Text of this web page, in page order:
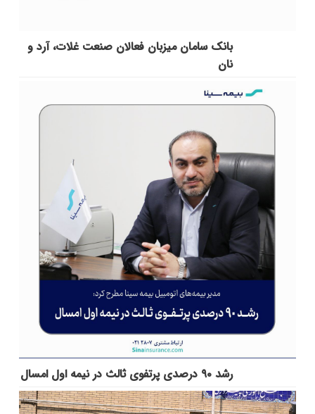
بانک سامان میزبان فعالان صنعت غلات، آرد و
نان
رشد ۹۰ درصدی پرتفوی ثالث در نیمه اول امسال